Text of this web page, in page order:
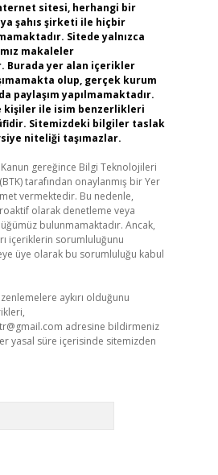
sitesi, herhangi bir
şahıs şirketi ile hiçbir
Sitede yalnızca
makaleler
Burada yer alan içerikler
olup, gerçek kurum
paylaşım yapılmamaktadır.
kişiler ile isim benzerlikleri
Sitemizdeki bilgiler taslak
niteliği taşımazlar.
Kanun gereğince Bilgi Teknolojileri
tarafından onaylanmış bir Yer
vermektedir. Bu nedenle,
olarak denetleme veya
bulunmamaktadır. Ancak,
içeriklerin sorumluluğunu
üye olarak bu sorumluluğu kabul
aykırı olduğunu
adresine bildirmeniz
yasal süre içerisinde sitemizden